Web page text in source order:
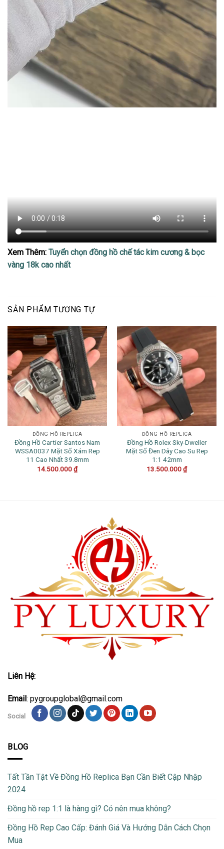
Xem Thêm: Tuyển chọn đồng hồ chế tác kim cương & bọc
vàng 18k cao nhất
SẢN PHẨM TƯƠNG TỰ
ĐỒNG HỒ REPLICA
Đồng Hồ Cartier Santos Nam
WSSA0037 Mặt Số Xám Rep
11 Cao Nhất 39.8mm
14.500.000₫
ĐỒNG HỒ REPLICA
Đồng Hồ Rolex Sky-Dweller
Mặt Số Đen Dây Cao Su Rep
1:1 42mm
13.500.000₫
Liên Hệ:
Email : pygroupglobal@gmail.com
Social
BLOG
Tất Tần Tật Về Đồng Hồ Replica Bạn Cần Biết Cập Nhập
2024
Đồng hồ rep 1:1 là hàng gì? Có nên mua không?
Đồng Hồ Rep Cao Cấp: Đánh Giá Và Hướng Dẫn Cách Chọn
Mua